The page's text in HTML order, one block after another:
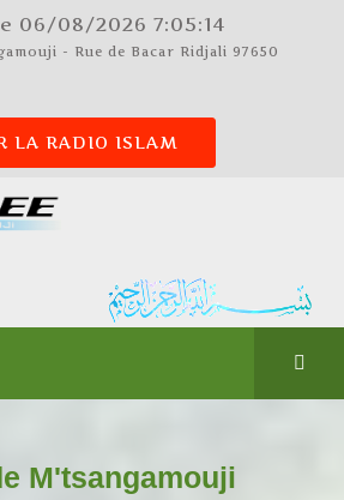
06/08/2026 7:05:14
- Rue de Bacar Ridjali 97650
LA RADIO ISLAM
M'tsangamouji